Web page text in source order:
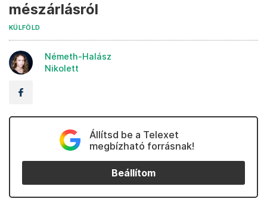
mészárlásról
KÜLFÖLD
Németh-Halász
Nikolett
Állítsd be a Telexet
megbízható forrásnak!
Beállítom